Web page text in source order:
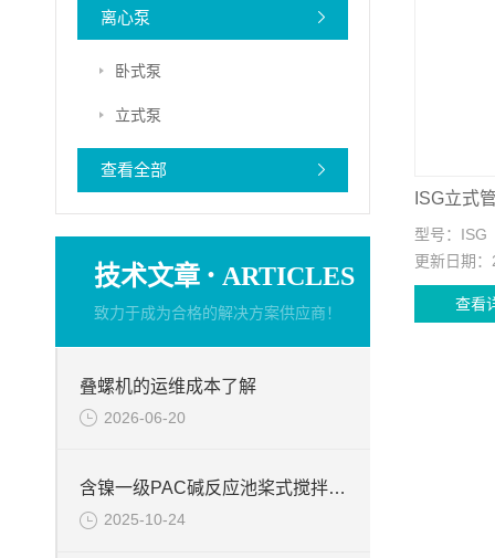
离心泵
卧式泵
立式泵
查看全部
技术文章 · ARTICLES
致力于成为合格的解决方案供应商！
叠螺机的运维成本了解
2026-06-20
含镍一级PAC碱反应池桨式搅拌器介绍
2025-10-24
ISG立式
型号： ISG
更新日期：
查看